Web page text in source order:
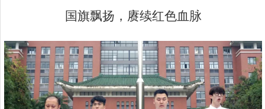
国旗飘扬，赓续红色血脉